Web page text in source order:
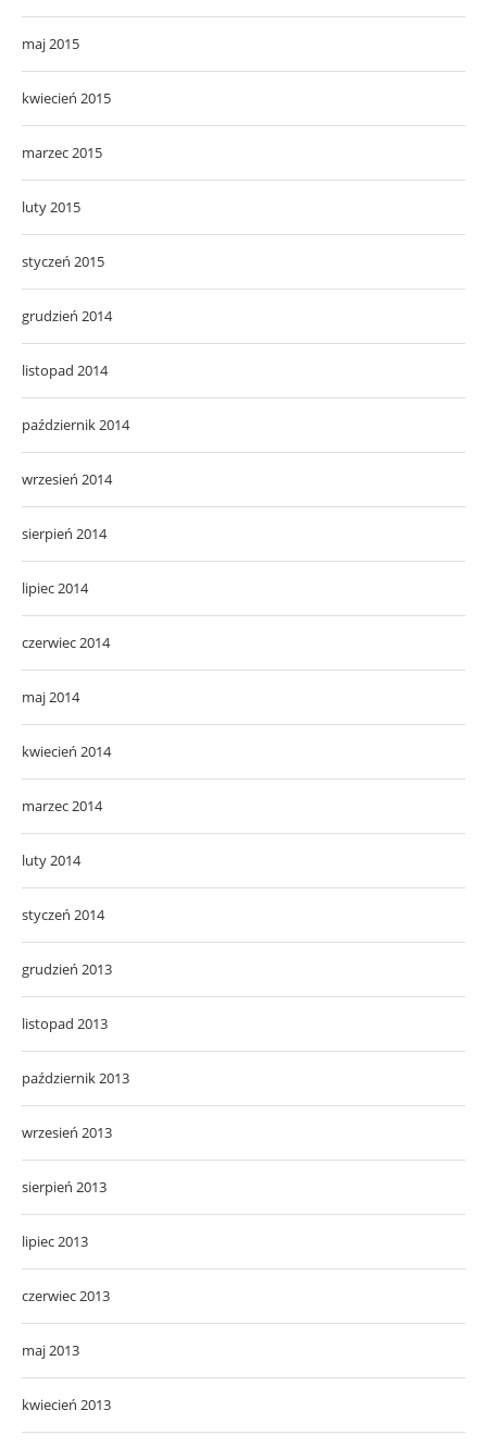
maj 2015
kwiecień 2015
marzec 2015
luty 2015
styczeń 2015
grudzień 2014
listopad 2014
październik 2014
wrzesień 2014
sierpień 2014
lipiec 2014
czerwiec 2014
maj 2014
kwiecień 2014
marzec 2014
luty 2014
styczeń 2014
grudzień 2013
listopad 2013
październik 2013
wrzesień 2013
sierpień 2013
lipiec 2013
czerwiec 2013
maj 2013
kwiecień 2013